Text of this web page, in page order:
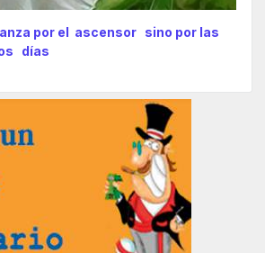
por el ascensor sino por las
días